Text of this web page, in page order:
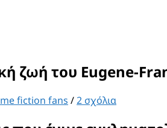
ζωή του Eugene-
fiction fans /2 σχόλια